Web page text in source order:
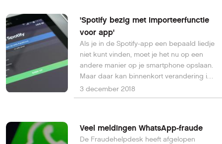
'Spotify bezig met importeerfunctie
voor app'
Als je in de Spotify-app een bepaald liedje
niet kunt vinden, moet je het nu op een
andere manier op je smartphone opslaan.
Maar daar kan binnenkort verandering in
komen.
3 december 2018
Veel meldingen WhatsApp-fraude
De Fraudehelpdesk heeft afgelopen